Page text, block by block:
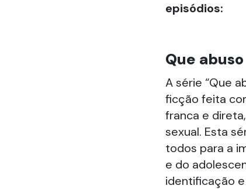
episódios:
Que
A série “Que
ficção feita
franca e
sexual. Esta
todos para a
e do
identificação